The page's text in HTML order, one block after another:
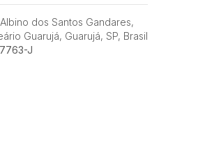
dos Santos Gandares,
Guarujá, Guarujá, SP, Brasil
J